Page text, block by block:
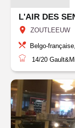
L'AIR DES
ZOUTLEEUW
Belgo-
14/20